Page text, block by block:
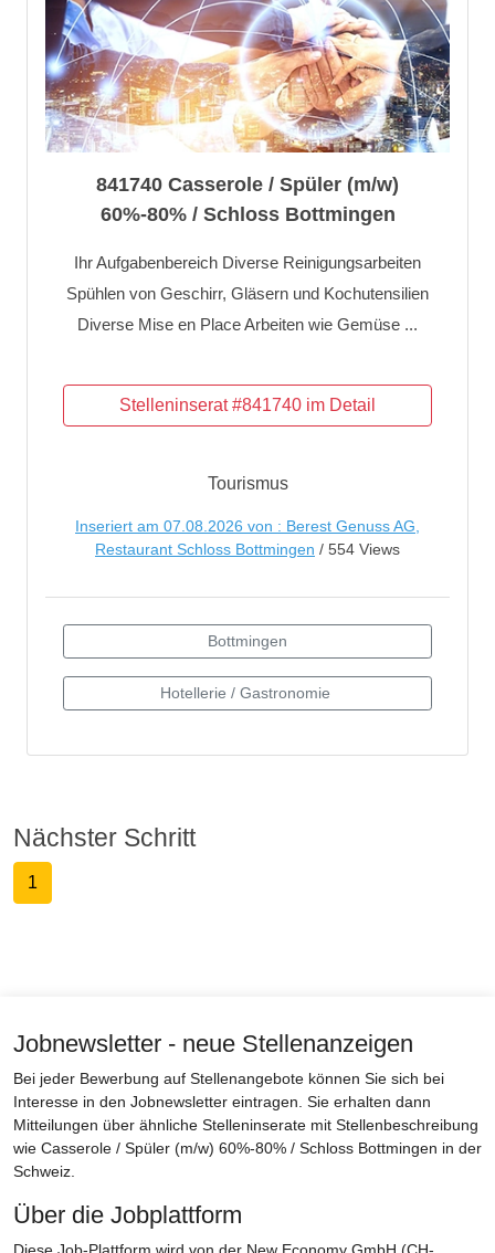
841740 Casserole / Spüler (m/w)
60%-80% / Schloss Bottmingen
Ihr Aufgabenbereich Diverse Reinigungsarbeiten
Spühlen von Geschirr, Gläsern und Kochutensilien
Diverse Mise en Place Arbeiten wie Gemüse ...
Tourismus
Inseriert am 07.08.2026 von : Berest Genuss AG,
Restaurant Schloss Bottmingen / 554 Views
Nächster Schritt
1
Jobnewsletter - neue Stellenanzeigen
Bei jeder Bewerbung auf Stellenangebote können Sie sich bei
Interesse in den Jobnewsletter eintragen. Sie erhalten dann
Mitteilungen über ähnliche Stelleninserate mit Stellenbeschreibung
wie Casserole / Spüler (m/w) 60%-80% / Schloss Bottmingen in der
Schweiz.
Über die Jobplattform
Diese Job-Plattform wird von der New Economy GmbH (CH-